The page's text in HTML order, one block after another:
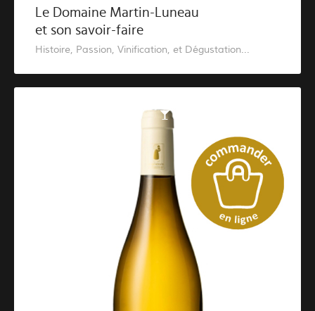
Le Domaine Martin-Luneau
et son savoir-faire
Histoire, Passion, Vinification, et Dégustation...
Catalogue des vins blancs